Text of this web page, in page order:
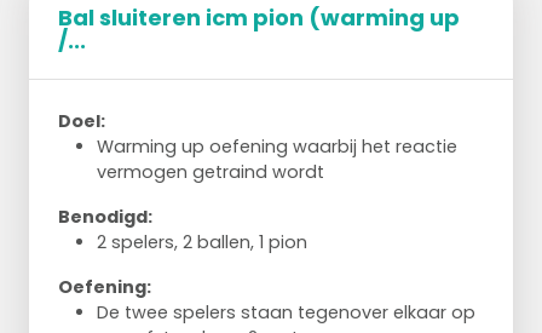
doelpunten te maken op de korf aan de
De lopers beginnen buiten het veld en
proberen een bal te pakken te krijgen, die
aan de andere kant van het veld ligt
Op de eerst helft van het speelveld liggen
hoepels waar de lopers in kunnen gaan
staan, dit zijn veilige zones waarin je niet
getikt kunt worden
Eenmaal over de helft van het veld heen
Bal sluiteren icm pion (warming up
/...
Doel:
Warming up oefening waarbij het reactie
vermogen getraind wordt
Benodigd:
2 spelers, 2 ballen, 1 pion
Oefening:
De twee spelers staan tegenover elkaar op